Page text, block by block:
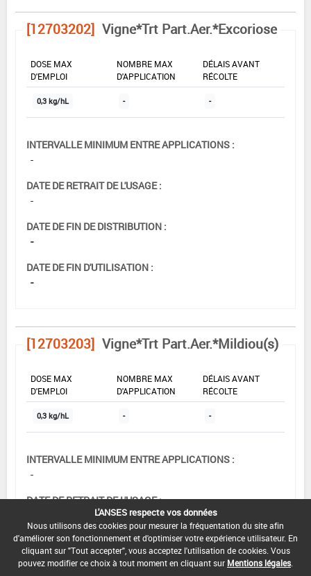
[12703202] Vigne*Trt Part.Aer.*Excoriose
DOSE MAX
D'EMPLOI
NOMBRE MAX
D'APPLICATION
DÉLAIS AVANT
RÉCOLTE
0,3 kg/hL - -
INTERVALLE MINIMUM ENTRE APPLICATIONS :
-
DATE DE RETRAIT DE L'USAGE :
-
DATE DE FIN DE DISTRIBUTION :
-
DATE DE FIN D'UTILISATION :
-
[12703203] Vigne*Trt Part.Aer.*Mildiou(s)
DOSE MAX
D'EMPLOI
NOMBRE MAX
D'APPLICATION
DÉLAIS AVANT
RÉCOLTE
0,3 kg/hL - -
INTERVALLE MINIMUM ENTRE APPLICATIONS :
-
DATE DE RETRAIT DE L'USAGE :
DATE DE FIN DE DISTRIBUTION :
-
L'ANSES respecte vos données
Nous utilisons des cookies pour mesurer la fréquentation du site afin
d'améliorer son fonctionnement et d'optimiser votre expérience utilisateur. En
cliquant sur "Tout accepter", vous acceptez l'utilisation de cookies. Vous
pouvez modifier ce choix à tout moment en cliquant sur Mentions légales